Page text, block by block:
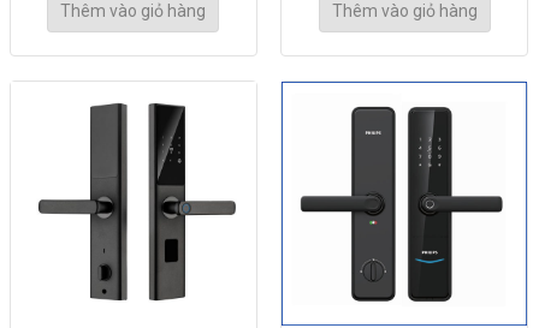
Thêm vào giỏ hàng Thêm vào giỏ hàng